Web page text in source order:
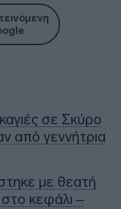
σε Σκύρο
από γεννήτρια
με θεατή
κεφάλι –